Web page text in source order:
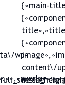
wp-
{«main-
content\/